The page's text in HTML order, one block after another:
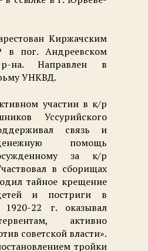
Киржачским
пог. Андреевском
р-на. Направлен в
УНКВД.
участии в к/р
Уссурийского
связь и
помощь
за к/р
в сборищах
тайное крещение
и постриги в
22 г. оказывал
активно
советской власти».
тройки